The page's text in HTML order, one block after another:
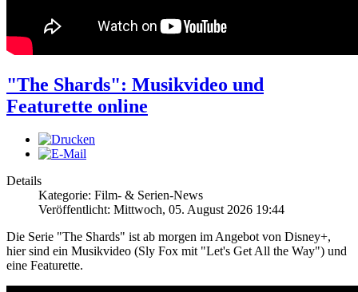
"The Shards": Musikvideo und
Featurette online
Details
Kategorie: Film- & Serien-News
Veröffentlicht: Mittwoch, 05. August 2026 19:44
Die Serie "The Shards" ist ab morgen im Angebot von Disney+,
hier sind ein Musikvideo (Sly Fox mit "Let's Get All the Way") und
eine Featurette.